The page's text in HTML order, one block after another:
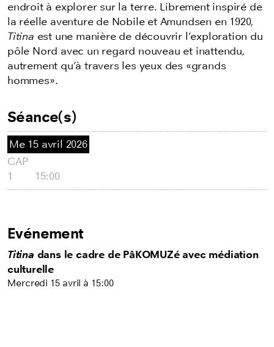
endroit à explorer sur la terre. Librement inspiré de
la réelle aventure de Nobile et Amundsen en 1920,
Titina est une manière de découvrir l’exploration du
pôle Nord avec un regard nouveau et inattendu,
autrement qu’à travers les yeux des «grands
hommes».
Séance(s)
Me 15 avril 2026
CAP
1
15:00
Evénement
Titina dans le cadre de PâKOMUZé avec médiation
culturelle
Mercredi 15 avril à 15:00